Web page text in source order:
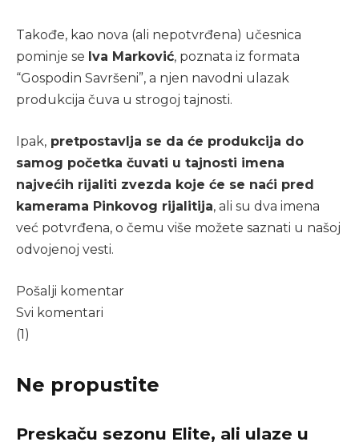
Takođe, kao nova (ali nepotvrđena) učesnica
pominje se Iva Marković, poznata iz formata
“Gospodin Savršeni”, a njen navodni ulazak
produkcija čuva u strogoj tajnosti.
Ipak, pretpostavlja se da će produkcija do
samog početka čuvati u tajnosti imena
najvećih rijaliti zvezda koje će se naći pred
kamerama Pinkovog rijalitija, ali su dva imena
već potvrđena, o čemu više možete saznati u našoj
odvojenoj vesti.
Pošalji komentar
Svi komentari
(1)
Ne propustite
Preskaču sezonu Elite, ali ulaze u